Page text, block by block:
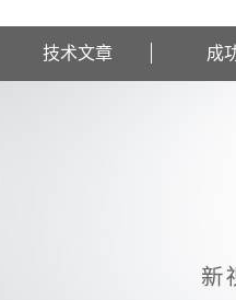
技术文章 成